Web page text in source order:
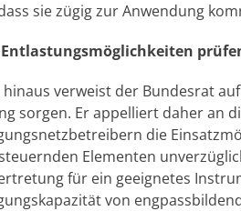
sie zügig zur Anwendung
verweist der Bundesrat
sorgen. Er appelliert daher an
die
Elementen
für ein geeignetes
von